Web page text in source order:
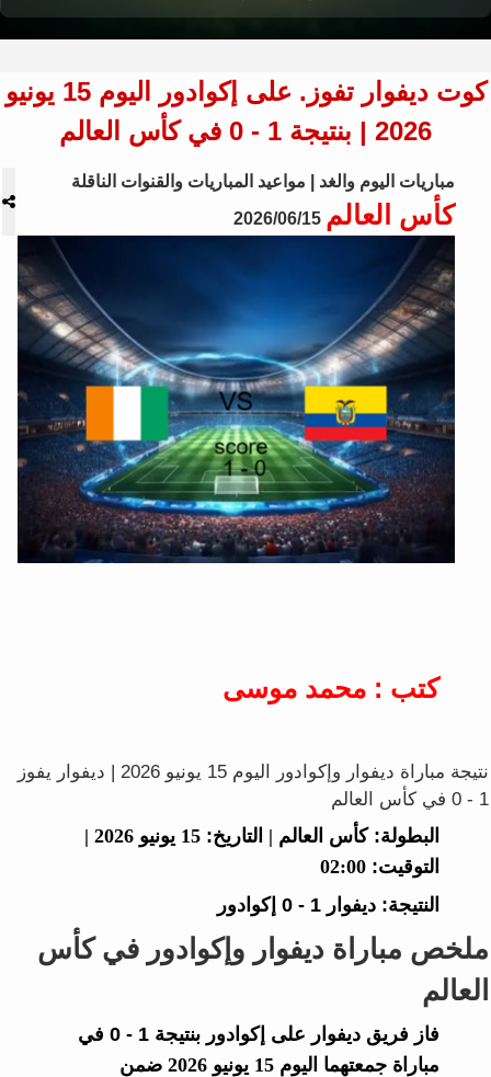
كوت ديفوار تفوز. على إكوادور اليوم 15 يونيو
2026 | بنتيجة 1 - 0 في كأس العالم
مباريات اليوم والغد | مواعيد المباريات والقنوات الناقلة
كأس العالم 2026/06/15
كتب : محمد موسى
نتيجة مباراة ديفوار وإكوادور اليوم 15 يونيو 2026 | ديفوار يفوز
1 - 0 في كأس العالم
البطولة: كأس العالم | التاريخ: 15 يونيو 2026 |
التوقيت: 02:00
النتيجة: ديفوار1 - 0 إكوادور
ملخص مباراة ديفوار وإكوادور في كأس
العالم
فاز فريقديفوار على إكوادور بنتيجة1 - 0
في
مباراة جمعتهما اليوم 15 يونيو 2026 ضمن